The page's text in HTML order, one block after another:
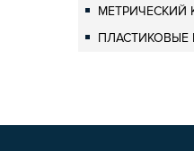
МЕТРИЧЕСКИЙ
ПЛАСТИКОВЫЕ